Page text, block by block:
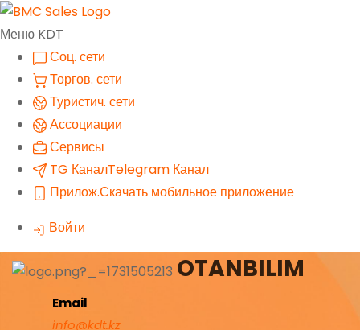
Меню KDT
Соц. сети
Торгов. сети
Туристич. сети
Ассоциации
Сервисы
TG КаналTelegram Канал
Прилож.Скачать мобильное приложение
Войти
OTANBILIM
Email
info@kdt.kz